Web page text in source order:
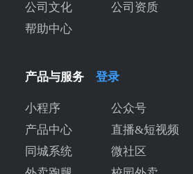
公司文化
公司资质
帮助中心
产品与服务 登录
小程序 公众号
产品中心
直播&短视频
同城系统
微社区